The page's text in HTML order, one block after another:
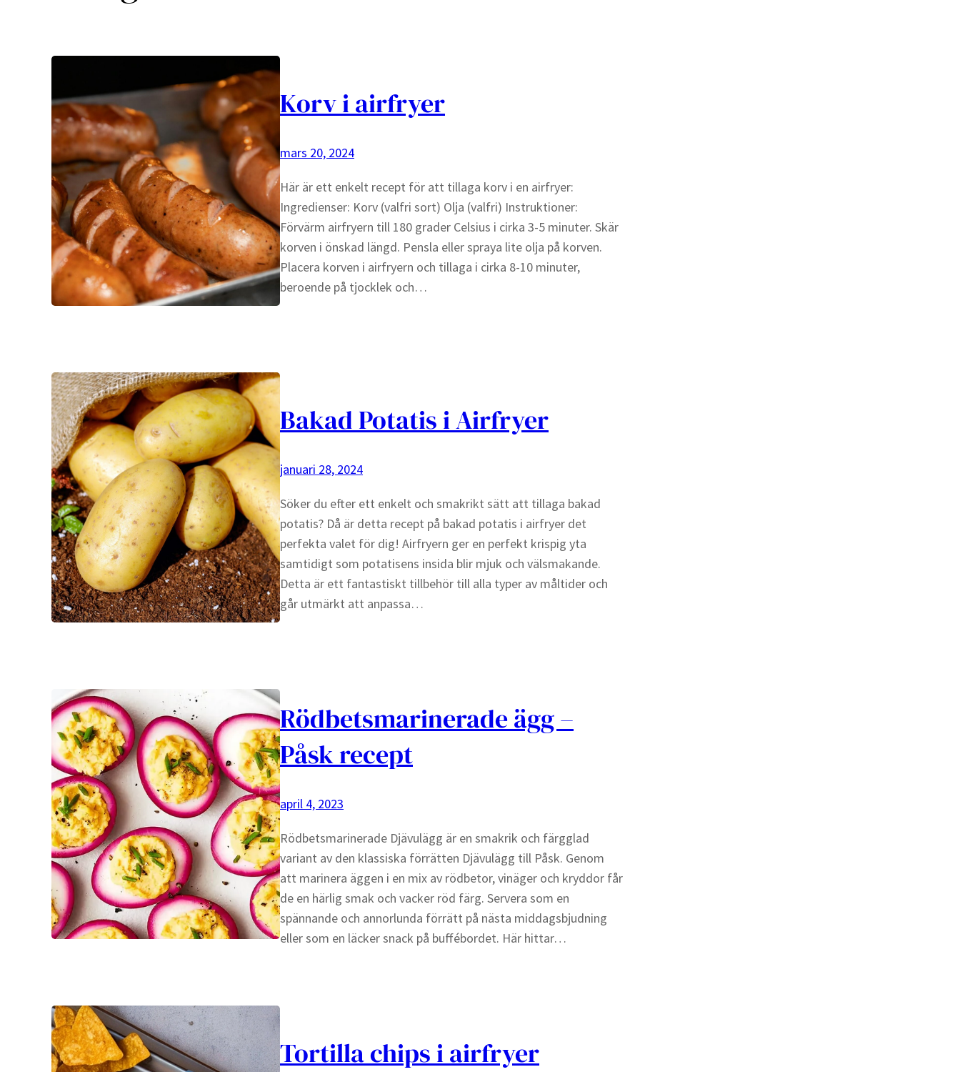
Korv i airfryer
mars 20, 2024
Här är ett enkelt recept för att tillaga korv i en airfryer:
Ingredienser: Korv (valfri sort) Olja (valfri) Instruktioner:
Förvärm airfryern till 180 grader Celsius i cirka 3-5 minuter. Skär
korven i önskad längd. Pensla eller spraya lite olja på korven.
Placera korven i airfryern och tillaga i cirka 8-10 minuter,
beroende på tjocklek och…
Bakad Potatis i Airfryer
januari 28, 2024
Söker du efter ett enkelt och smakrikt sätt att tillaga bakad
potatis? Då är detta recept på bakad potatis i airfryer det
perfekta valet för dig! Airfryern ger en perfekt krispig yta
samtidigt som potatisens insida blir mjuk och välsmakande.
Detta är ett fantastiskt tillbehör till alla typer av måltider och
går utmärkt att anpassa…
Rödbetsmarinerade ägg –
Påsk recept
april 4, 2023
Rödbetsmarinerade Djävulägg är en smakrik och färgglad
variant av den klassiska förrätten Djävulägg till Påsk. Genom
att marinera äggen i en mix av rödbetor, vinäger och kryddor får
de en härlig smak och vacker röd färg. Servera som en
spännande och annorlunda förrätt på nästa middagsbjudning
eller som en läcker snack på buffébordet. Här hittar…
Tortilla chips i airfryer